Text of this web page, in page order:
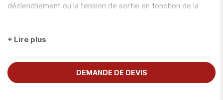
déclenchement ou la tension de sortie en fonction de la
présence de tension dangereuse. Doté d'un générateur de
configurations et les séquences de test, le FI 9105HT
permet aussi la détection d'arcs électriques.
+ Lire plus
DEMANDE DE DEVIS